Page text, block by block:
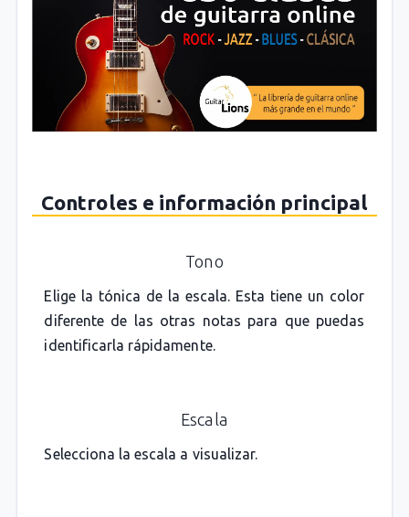
Controles e información principal
Tono
Elige la tónica de la escala. Esta tiene un color
diferente de las otras notas para que puedas
identificarla rápidamente.
Escala
Selecciona la escala a visualizar.